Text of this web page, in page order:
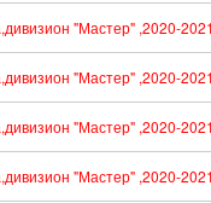
"Мастер" ,2020-2021
"Мастер" ,2020-2021
"Мастер" ,2020-2021
"Мастер" ,2020-2021